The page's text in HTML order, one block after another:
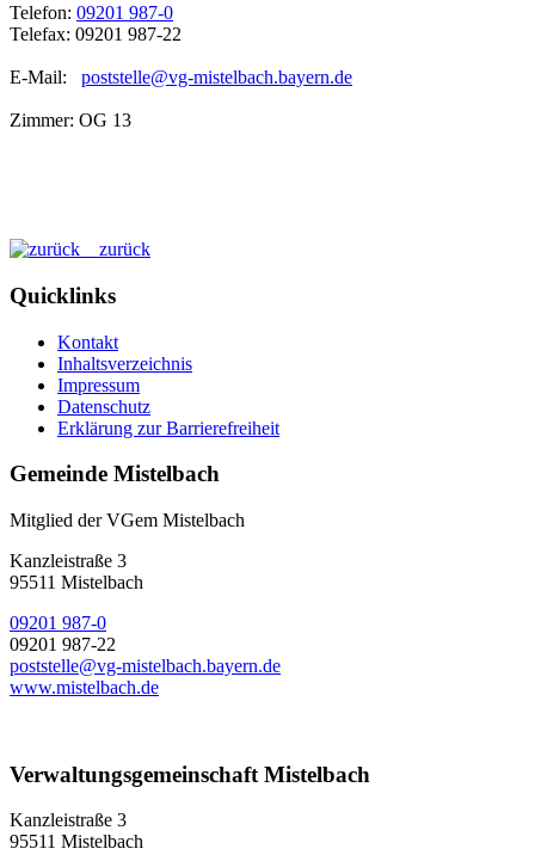
Telefon: 09201 987-0
Telefax: 09201 987-22
E-Mail: poststelle@vg-mistelbach.bayern.de
Zimmer: OG 13
zurück
Quicklinks
Kontakt
Inhaltsverzeichnis
Impressum
Datenschutz
Erklärung zur Barrierefreiheit
Gemeinde Mistelbach
Mitglied der VGem Mistelbach
Kanzleistraße 3
95511 Mistelbach
09201 987-0
09201 987-22
poststelle@vg-mistelbach.bayern.de
www.mistelbach.de
Verwaltungsgemeinschaft Mistelbach
Kanzleistraße 3
95511 Mistelbach